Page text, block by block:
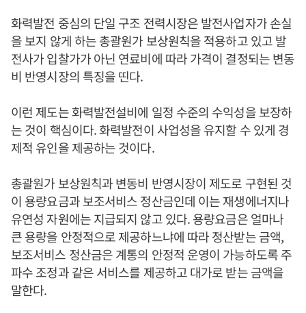
화력발전 중심의 단일 구조 전력시장은 발전사업자가 손실
을 보지 않게 하는 총괄원가 보상원칙을 적용하고 있고 발
전사가 입찰가가 아닌 연료비에 따라 가격이 결정되는 변동
비 반영시장의 특징을 띤다.
이런 제도는 화력발전설비에 일정 수준의 수익성을 보장하
는 것이 핵심이다. 화력발전이 사업성을 유지할 수 있게 경
제적 유인을 제공하는 것이다.
총괄원가 보상원칙과 변동비 반영시장이 제도로 구현된 것
이 용량요금과 보조서비스 정산금인데 이는 재생에너지나
유연성 자원에는 지급되지 않고 있다. 용량요금은 얼마나
큰 용량을 안정적으로 제공하느냐에 따라 정산받는 금액,
보조서비스 정산금은 계통의 안정적 운영이 가능하도록 주
파수 조정과 같은 서비스를 제공하고 대가로 받는 금액을
말한다.